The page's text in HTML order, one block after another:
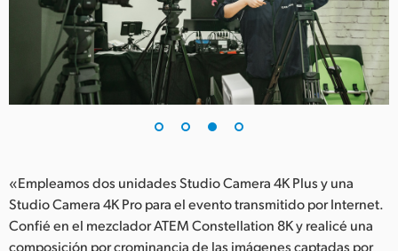
«Empleamos dos unidades Studio Camera 4K Plus y una
Studio Camera 4K Pro para el evento transmitido por Internet.
Confié en el mezclador ATEM Constellation 8K y realicé una
composición por crominancia de las imágenes captadas por